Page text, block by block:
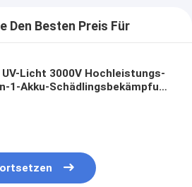
Den Besten Preis Für
UV-Licht 3000V Hochleistungs-
1-Akku-Schädlingsbekämpfung